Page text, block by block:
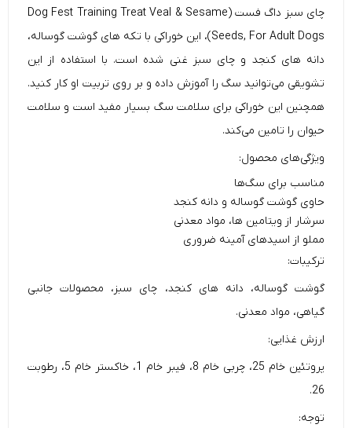
چای سبز داگ فست (Dog Fest Training Treat Veal & Sesame
Seeds, For Adult Dogs)، این خوراکی با تکه های گوشت گوساله،
دانه های کنجد و چای سبز غنی شده است. با استفاده از این
تشویقی می‌توانید سگ را آموزش داده و بر روی تربیت او کار کنید.
همچنین این خوراکی برای سلامت سگ بسیار مفید است و سلامت
حیوان را تامین می‌کند.
ویژگی‌های محصول:
مناسب برای سگ‌ها
حاوی گوشت گوساله و دانه کنجد
سرشار از ویتامین ها، مواد معدنی
مملو از اسیدهای آمینه ضروری
ترکیبات:
گوشت گوساله، دانه های کنجد، چای سبز، محصولات جانبی
گیاهی، مواد معدنی.
ارزش غذایی:
پروتئین خام 25، چربی خام 8، فیبر خام 1، خاکستر خام 5، رطوبت
26.
توجه: